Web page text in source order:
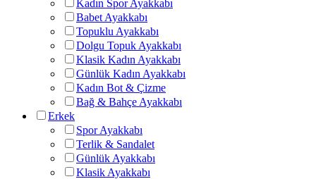
Kadın Spor Ayakkabı
Babet Ayakkabı
Topuklu Ayakkabı
Dolgu Topuk Ayakkabı
Klasik Kadın Ayakkabı
Günlük Kadın Ayakkabı
Kadın Bot & Çizme
Bağ & Bahçe Ayakkabı
Erkek
Spor Ayakkabı
Terlik & Sandalet
Günlük Ayakkabı
Klasik Ayakkabı